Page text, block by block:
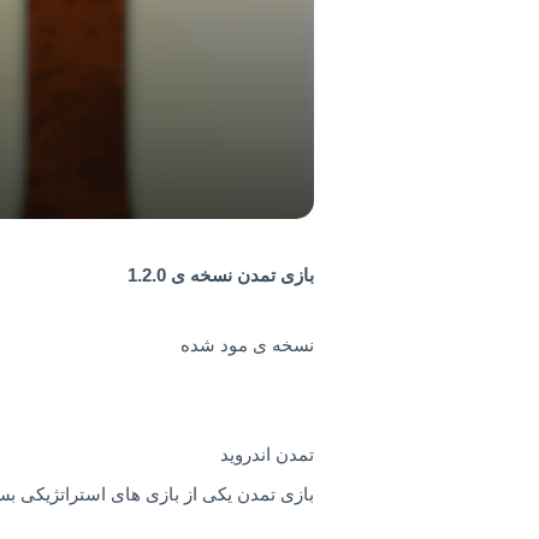
بازی تمدن نسخه ی 1.2.0
نسخه ی مود شده
تمدن اندروید
بازی تمدن یکی از بازی های استراتژیکی